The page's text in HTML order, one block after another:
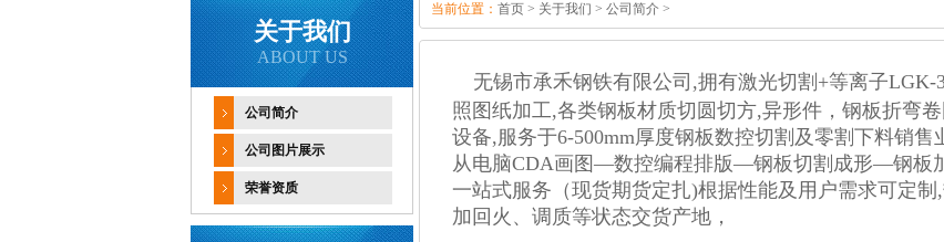
关于我们
ABOUT US
公司简介
公司图片展示
荣誉资质
当前位置： 首页 > 关于我们 > 公司简介 >
无锡市承禾钢铁有限公司,拥有激光切割+等离子LGK-
照图纸加工,各类钢板材质切圆切方,异形件，钢板折弯
设备,服务于6-500mm厚度钢板数控切割及零割下料销
从电脑CDA画图—数控编程排版—钢板切割成形—钢板
一站式服务（现货期货定扎)根据性能及用户需求可定
加回火、调质等状态交货产地，